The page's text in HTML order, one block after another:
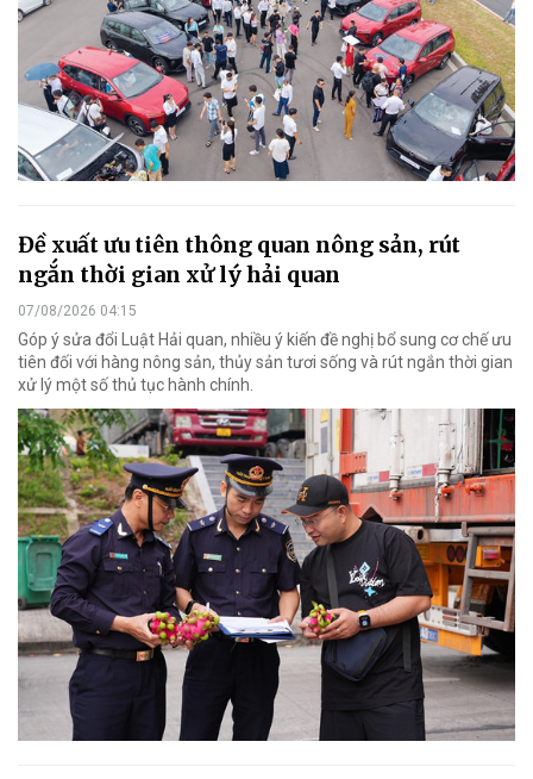
Đề xuất ưu tiên thông quan nông sản, rút
ngắn thời gian xử lý hải quan
07/08/2026 04:15
Góp ý sửa đổi Luật Hải quan, nhiều ý kiến đề nghị bổ sung cơ chế ưu
tiên đối với hàng nông sản, thủy sản tươi sống và rút ngắn thời gian
xử lý một số thủ tục hành chính.